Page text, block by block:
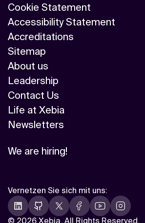
Cookie Statement
Accessibility Statement
Accreditations
Sitemap
About us
Leadership
Contact Us
Life at Xebia
Newsletters
We are hiring!
© 2026 Xebia. All Rights Reserved.
Vernetzen Sie sich mit uns: